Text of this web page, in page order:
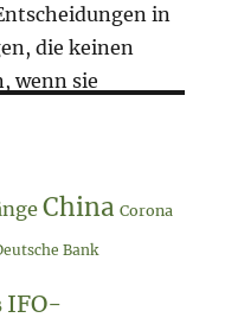
in
die keinen
wenn sie
China Corona
Bank
IFO-